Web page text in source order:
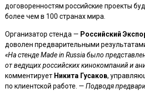
договоренностям российские проекты
более чем в 100 странах мира.
Организатор стенда — Российский
доволен предварительными
«На стенде Made in Russia было
от ведущих российских кинокомпаний и
комментирует Никита Гусаков,
по клиентской работе. — Подводя